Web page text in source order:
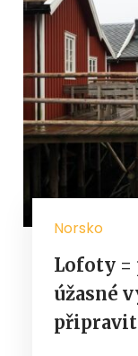
Norsko
Lofoty =
úžasné
připravit